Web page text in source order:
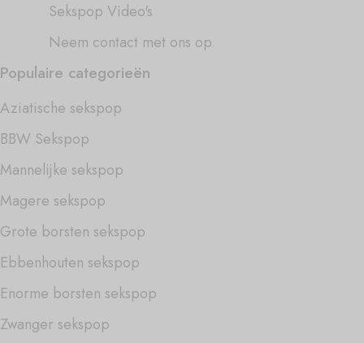
Sekspop Video's
Neem contact met ons op
Populaire categorieën
Aziatische sekspop
BBW Sekspop
Mannelijke sekspop
Magere sekspop
Grote borsten sekspop
Ebbenhouten sekspop
Enorme borsten sekspop
Zwanger sekspop